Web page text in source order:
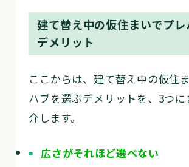
建て替え中の仮住まいでプ
デメリット
ここからは、建て替え中の仮住
ハブを選ぶデメリットを、3つに
介します。
広さがそれほど選べない